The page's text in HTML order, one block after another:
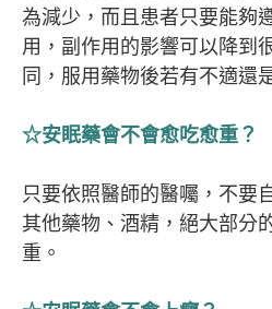
為減少，而且患者只要能夠
用，副作用的影響可以降到
同，服用藥物後若有不適還
☆安眠藥會不會愈吃愈重？
只要依照醫師的醫囑，不要
其他藥物、酒精，絕大部分
重。